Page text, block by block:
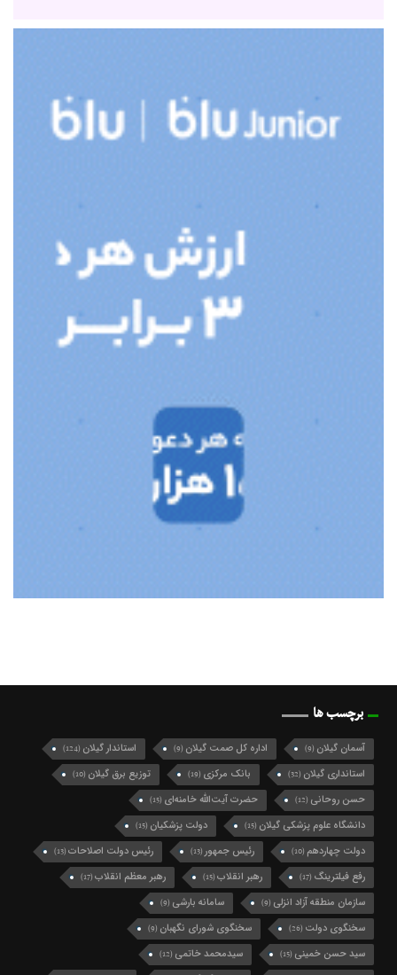
برچسب ها
آسمان گیلان (9) اداره کل صمت گیلان (9) استاندار گیلان (124)
استانداری گیلان (32) بانک مرکزی (19) توزیع برق گیلان (10)
حسن روحانی (12) حضرت آیت‌الله خامنه‌ای (15)
دانشگاه علوم پزشکی گیلان (15) دولت پزشکیان (15)
دولت چهاردهم (10) رئیس جمهور(13) رئیس دولت اصلاحات(13)
رفع فیلترینگ (17) رهبر انقلاب(15) رهبر معظم انقلاب(17)
سازمان منطقه آزاد انزلی (9) سامانه بارشی (9)
سخنگوی دولت (26) سخنگوی شورای نگهبان (9)
سید حسن خمینی (15) سیدمحمد خاتمی (12)